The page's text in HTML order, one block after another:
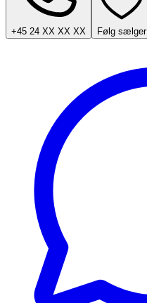
+45 24 XX XX XX Følg sælger